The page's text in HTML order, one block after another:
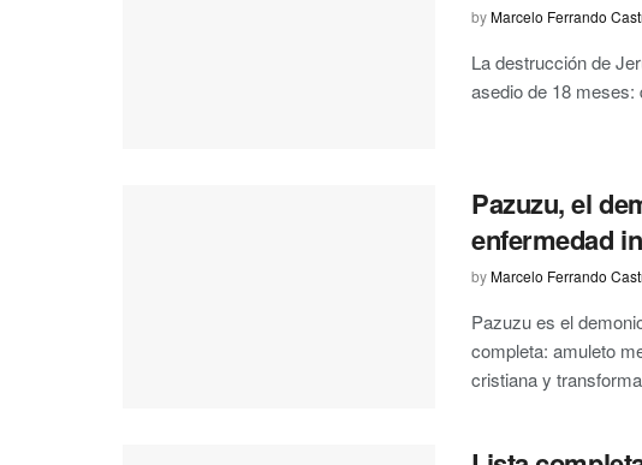
byMarcelo Ferrando
La destrucción de
asedio de 18 meses:
Pazuzu, el
enfermedad
byMarcelo Ferrando
Pazuzu es el
completa: amuleto
cristiana y